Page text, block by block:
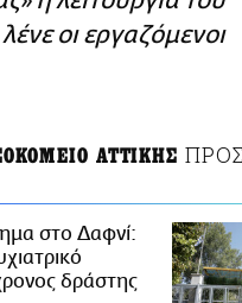
οι εργαζόμενοι
ΑΤΤΙΚΗΣ
στο Δαφνί:
δράστης